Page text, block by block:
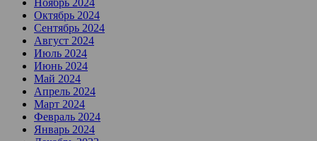
Ноябрь 2024
Октябрь 2024
Сентябрь 2024
Август 2024
Июль 2024
Июнь 2024
Май 2024
Апрель 2024
Март 2024
Февраль 2024
Январь 2024